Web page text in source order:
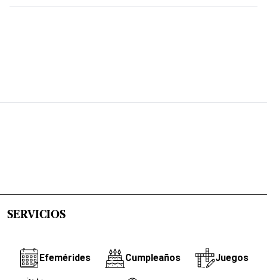
SERVICIOS
Efemérides Cumpleaños Juegos